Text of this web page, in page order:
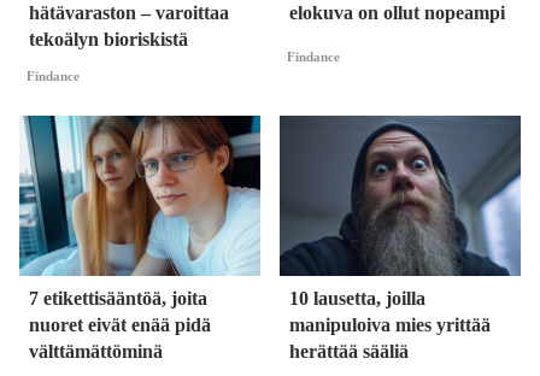
hätävaraston – varoittaa
tekoälyn bioriskistä
Findance
elokuva on ollut nopeampi
Findance
7 etikettisääntöä, joita
nuoret eivät enää pidä
välttämättöminä
10 lausetta, joilla
manipuloiva mies yrittää
herättää sääliä